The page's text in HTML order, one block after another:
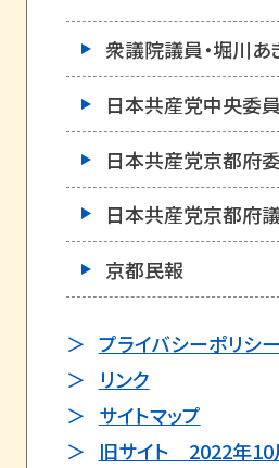
衆議院議員・堀川あ
日本共産党中央委
日本共産党京都府
日本共産党京都府
京都民報
プライバシーポリシー
リンク
サイトマップ
旧サイト 2022年10